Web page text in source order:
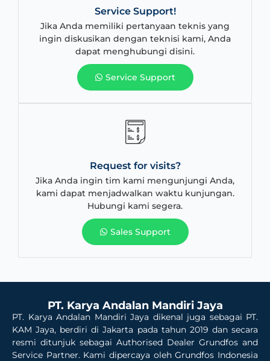
Service Support!
Jika Anda memiliki pertanyaan teknis yang
ingin diskusikan dengan teknisi kami, Anda
dapat menghubungi disini.
Service Support
Request for visits?
Jika Anda ingin tim kami mengunjungi Anda,
kami dapat menjadwalkan waktu kunjungan.
Hubungi kami segera.
Sales Support
PT. Karya Andalan Mandiri Jaya
PT. Karya Andalan Mandiri Jaya dikenal juga sebagai PT.
KAM Jaya, berdiri di Jakarta pada tahun 2019 dan secara
resmi ditunjuk sebagai Authorised Dealer Grundfos and
Service Partner. Kami dipercaya oleh Grundfos Indonesia